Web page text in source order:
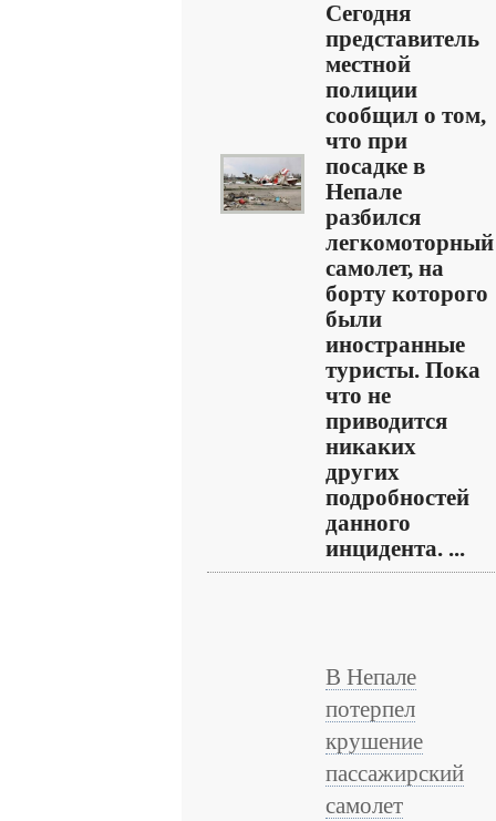
Сегодня
представитель
местной
полиции
сообщил о том,
что при
посадке в
Непале
разбился
легкомоторный
самолет, на
борту которого
были
иностранные
туристы. Пока
что не
приводится
никаких
других
подробностей
данного
инцидента. ...
В Непале
потерпел
крушение
пассажирский
самолет